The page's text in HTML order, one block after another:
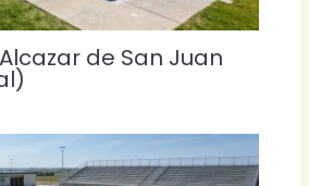
de San Juan